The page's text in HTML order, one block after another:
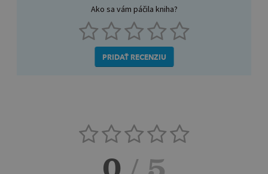
Ako sa vám páčila kniha?
PRIDAŤ RECENZIU